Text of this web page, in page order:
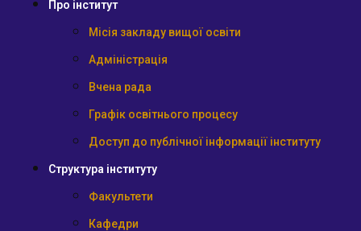
Про інститут
Місія закладу вищої освіти
Адміністрація
Вчена рада
Графік освітнього процесу
Доступ до публічної інформації інституту
Структура інституту
Факультети
Кафедри